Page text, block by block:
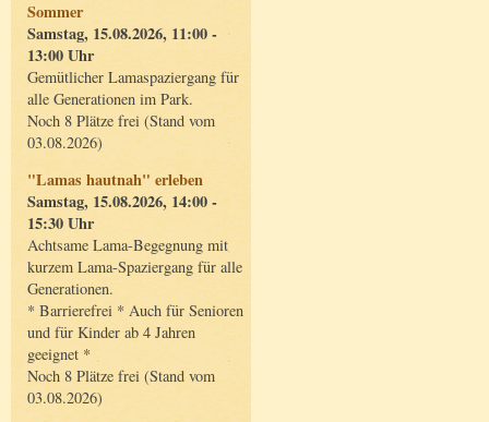
Sommer
Samstag, 15.08.2026, 11:00 -
13:00 Uhr
Gemütlicher Lamaspaziergang für
alle Generationen im Park.
Noch 8 Plätze frei (Stand vom
03.08.2026)
"Lamas hautnah" erleben
Samstag, 15.08.2026, 14:00 -
15:30 Uhr
Achtsame Lama-Begegnung mit
kurzem Lama-Spaziergang für alle
Generationen.
* Barrierefrei * Auch für Senioren
und für Kinder ab 4 Jahren
geeignet *
Noch 8 Plätze frei (Stand vom
03.08.2026)